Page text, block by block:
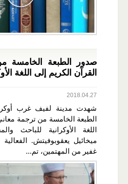
صدور الطبعة الخامسة
القرآن الكريم إلى اللغة
2018.04.27
شهدت مدينة لفيف غرب
الطبعة الخامسة من ترجمة
اللغة الأوكرانية للباحث
ميخائيل يعقوبوفيتش.
غفير من المهتمين، تم...